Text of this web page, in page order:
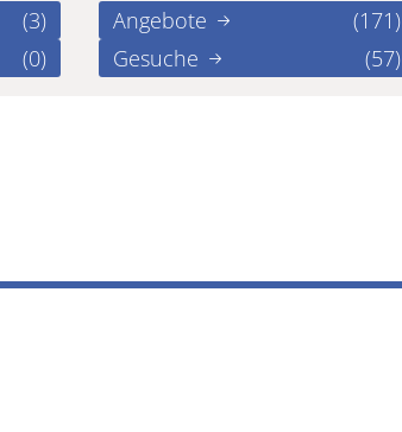
(3)
(0)
Angebote
(171)
Gesuche
(57)